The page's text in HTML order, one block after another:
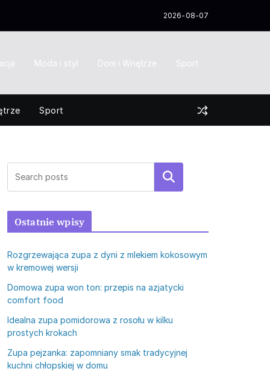
2026-08-07
Moda i styl Dom i Wnętrze Sport
Sport
Szukaj
Ostatnie wpisy
Rozgrzewająca zupa z dyni z mlekiem kokosowym
w kremowej wersji
Domowa zupa won ton: przepis na azjatycki
comfort food
Idealna zupa pomidorowa z rosołu w kilku
prostych krokach
Zupa pejzanka: zapomniany smak tradycyjnej
kuchni chłopskiej w domu